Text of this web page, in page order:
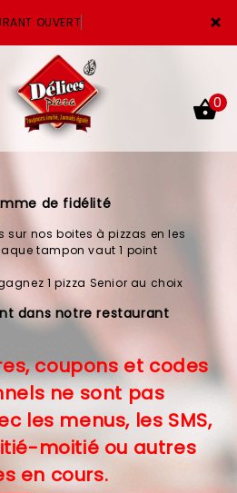
×
OUVERT
0
de fidélité
sur nos boites à pizzas en les
tampon vaut 1 point
1 pizza Senior au choix
dans notre restaurant
coupons et codes
ne sont pas
les menus, les SMS,
moitié ou autres
en cours.